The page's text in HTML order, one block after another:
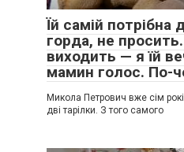
Їй самій потрібна
горда, не
виходить — я їй
мамин голос. По-
Микола Петрович вже сім
дві тарілки. З того самого